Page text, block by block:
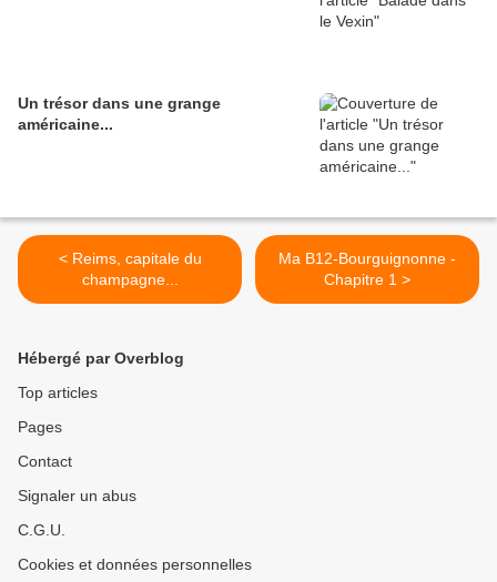
Un trésor dans une grange
américaine...
< Reims, capitale du
champagne...
Ma B12-Bourguignonne -
Chapitre 1 >
Hébergé par Overblog
Top articles
Pages
Contact
Signaler un abus
C.G.U.
Cookies et données personnelles